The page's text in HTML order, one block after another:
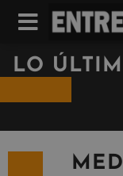
LO